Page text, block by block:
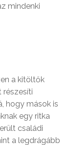
mindenki
a kitöltők
részesíti
hogy mások is
egy ritka
családi
a legdrágább